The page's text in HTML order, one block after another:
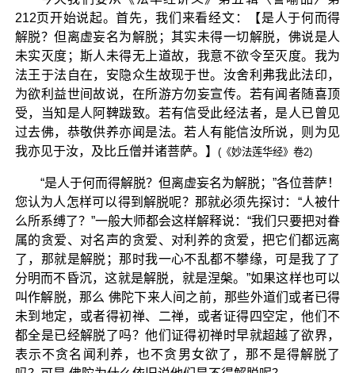
212页开始说起。首先，我们来看经文：【是人于何而得
解脱？但离虚妄名为解脱；其实未得一切解脱，佛说是人
未实灭度；斯人未得无上道故，我意不欲令至灭度。我为
法王于法自在，安隐众生故现于世。汝舍利弗我此法印，
为欲利益世间故说，在所游方勿妄宣传。若有闻者随喜顶
受，当知是人阿鞞跋致。若有信受此经法者，是人已曾见
过去佛，恭敬供养亦闻是法。若人有能信汝所说，则为见
我亦见于汝，及比丘僧并诸菩萨。】 (《妙法莲华经》卷2)
“是人于何而得解脱？但离虚妄名为解脱；”各位菩萨！
您认为人怎样可以得到解脱呢？那就必须先探讨：“人被什
么所系缚了？”一般大师都会这样解释说：“我们只要把对眷
属的贪爱、对名声的贪爱、对利养的贪爱，把它们都远离
了，那就是解脱；那时我一心不乱都不攀缘，可是我了了
分明而不昏沉，这就是解脱，就是涅槃。”如果这样也可以
叫作解脱，那么 佛陀下来人间之前，那些外道们或者已得
未到地定，或者得初禅、二禅，或者证得四空定，他们不
都全是已经解脱了吗？他们证得初禅时早就超越了欲界，
表示不贪名闻利养，也不贪男女欲了，那不是得解脱了